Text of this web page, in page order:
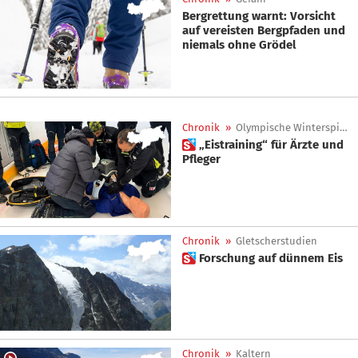
Bergrettung warnt: Vorsicht
auf vereisten Bergpfaden und
niemals ohne Grödel
Chronik » Olympische Winterspiele 2026
 „Eistraining“ für Ärzte und
Pfleger
Chronik » Gletscherstudien
 Forschung auf dünnem Eis
Chronik » Kaltern